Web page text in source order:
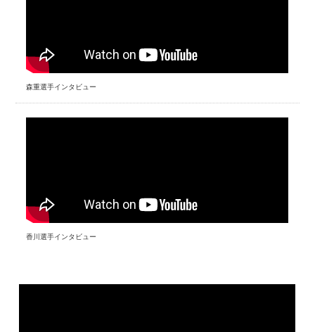
森重選手インタビュー
香川選手インタビュー